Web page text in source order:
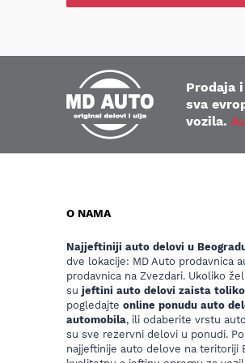
Prodaja
sva
vozila.
O NAMA
Najjeftiniji auto delovi u
dve lokacije: MD Auto prodavnica
prodavnica na Zvezdari. Ukoliko
su jeftini auto delovi zaista
pogledajte online ponudu auto
automobila, ili odaberite vrstu
su sve rezervni delovi u ponudi.
najjeftinije auto delove na teritoriji